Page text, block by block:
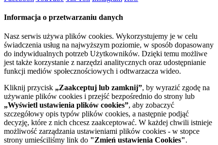
Informacja o przetwarzaniu danych
Nasz serwis używa plików cookies. Wykorzystujemy je w celu
świadczenia usług na najwyższym poziomie, w sposób dopasowany
do indywidualnych potrzeb Użytkowników. Dzięki temu możliwe
jest także korzystanie z narzędzi analitycznych oraz udostępnianie
funkcji mediów społecznościowych i odtwarzacza wideo.
Kliknij przycisk „Zaakceptuj lub zamknij”, by wyrazić zgodę na
używanie plików cookies i przejść bezpośrednio do strony lub
„Wyświetl ustawienia plików cookies”, aby zobaczyć
szczegółowy opis typów plików cookies, a następnie podjąć
decyzję, które z nich chcesz zaakceptować. W każdej chwili istnieje
możliwość zarządzania ustawieniami plików cookies - w stopce
strony umieściliśmy link do "Zmień ustawienia Cookies".